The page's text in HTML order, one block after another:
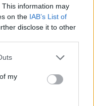
This information may
on the IAB’s List of
disclose it to other
my